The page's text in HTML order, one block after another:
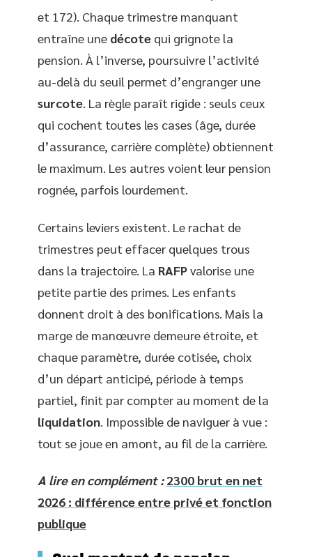
et 172). Chaque trimestre manquant
entraîne une décote qui grignote la
pension. À l’inverse, poursuivre l’activité
au-delà du seuil permet d’engranger une
surcote. La règle paraît rigide : seuls ceux
qui cochent toutes les cases (âge, durée
d’assurance, carrière complète) obtiennent
le maximum. Les autres voient leur pension
rognée, parfois lourdement.
Certains leviers existent. Le rachat de
trimestres peut effacer quelques trous
dans la trajectoire. La RAFPvalorise une
petite partie des primes. Les enfants
donnent droit à des bonifications. Mais la
marge de manœuvre demeure étroite, et
chaque paramètre, durée cotisée, choix
d’un départ anticipé, période à temps
partiel, finit par compter au moment de la
liquidation . Impossible de naviguer à vue :
tout se joue en amont, au fil de la carrière.
A lire en complément : 2300 brut en net
2026 : différence entre privé et fonction
publique